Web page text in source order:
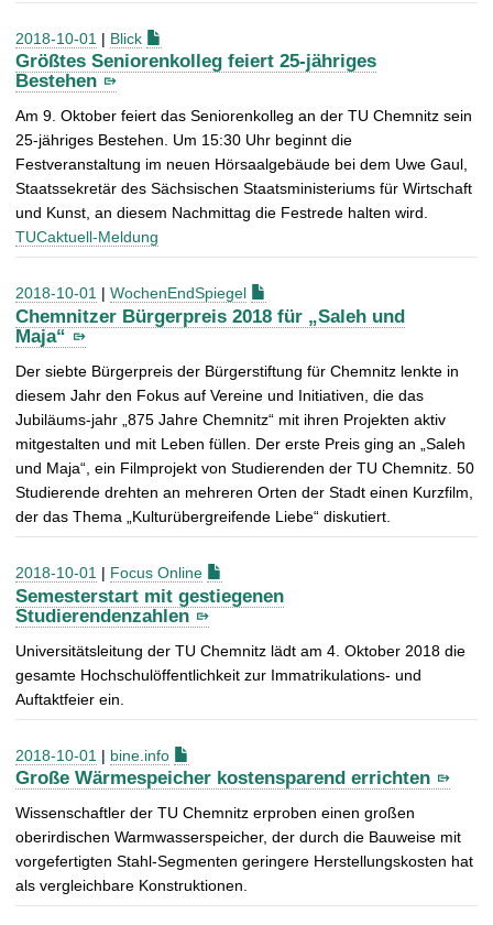
2018-10-01 | Blick
Größtes Seniorenkolleg feiert 25-jähriges
Bestehen
Am 9. Oktober feiert das Seniorenkolleg an der TU Chemnitz sein
25-jähriges Bestehen. Um 15:30 Uhr beginnt die
Festveranstaltung im neuen Hörsaalgebäude bei dem Uwe Gaul,
Staatssekretär des Sächsischen Staatsministeriums für Wirtschaft
und Kunst, an diesem Nachmittag die Festrede halten wird.
TUCaktuell-Meldung
2018-10-01 | WochenEndSpiegel
Chemnitzer Bürgerpreis 2018 für „Saleh und
Maja“
Der siebte Bürgerpreis der Bürgerstiftung für Chemnitz lenkte in
diesem Jahr den Fokus auf Vereine und Initiativen, die das
Jubiläums-jahr „875 Jahre Chemnitz“ mit ihren Projekten aktiv
mitgestalten und mit Leben füllen. Der erste Preis ging an „Saleh
und Maja“, ein Filmprojekt von Studierenden der TU Chemnitz. 50
Studierende drehten an mehreren Orten der Stadt einen Kurzfilm,
der das Thema „Kulturübergreifende Liebe“ diskutiert.
2018-10-01 | Focus Online
Semesterstart mit gestiegenen
Studierendenzahlen
Universitätsleitung der TU Chemnitz lädt am 4. Oktober 2018 die
gesamte Hochschulöffentlichkeit zur Immatrikulations- und
Auftaktfeier ein.
2018-10-01 | bine.info
Große Wärmespeicher kostensparend errichten
Wissenschaftler der TU Chemnitz erproben einen großen
oberirdischen Warmwasserspeicher, der durch die Bauweise mit
vorgefertigten Stahl-Segmenten geringere Herstellungskosten hat
als vergleichbare Konstruktionen.